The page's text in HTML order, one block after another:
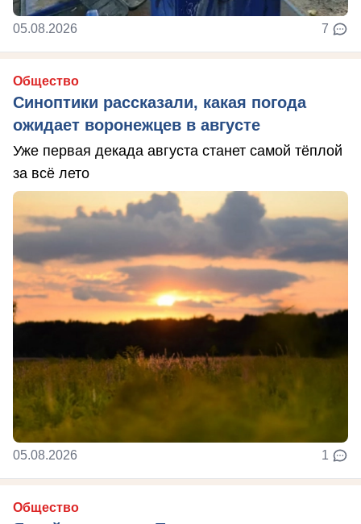
05.08.2026 7
Общество
Синоптики рассказали, какая погода
ожидает воронежцев в августе
Уже первая декада августа станет самой тёплой
за всё лето
05.08.2026 1
Общество